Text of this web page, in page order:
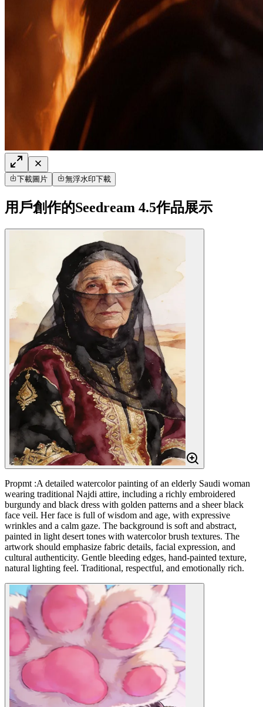
下載圖片 無浮水印下載
用戶創作的Seedream 4.5作品展示
Propmt :A detailed watercolor painting of an elderly Saudi woman
wearing traditional Najdi attire, including a richly embroidered
burgundy and black dress with golden patterns and a sheer black
face veil. Her face is full of wisdom and age, with expressive
wrinkles and a calm gaze. The background is soft and abstract,
painted in light desert tones with watercolor brush textures. The
artwork should emphasize fabric details, facial expression, and
cultural authenticity. Gentle bleeding edges, hand-painted texture,
natural lighting feel. Traditional, respectful, and emotionally rich.